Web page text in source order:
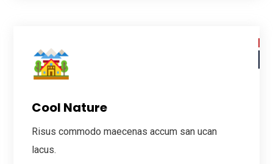
Cool Nature
Risus commodo maecenas accum san ucan
lacus.